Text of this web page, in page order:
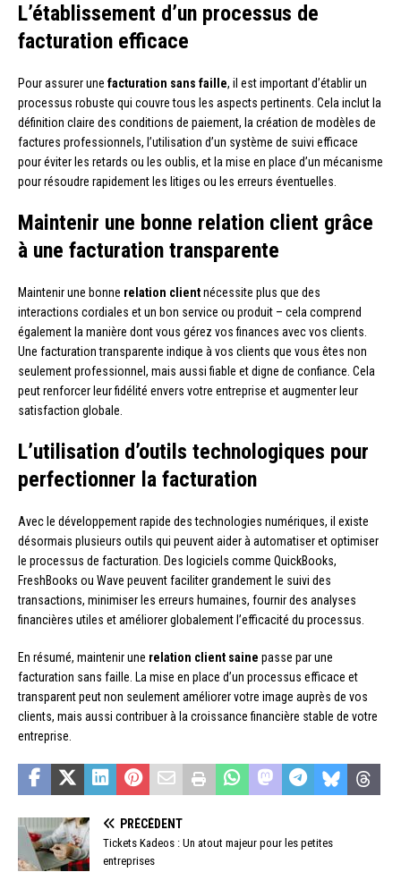
L’établissement d’un processus de
facturation efficace
Pour assurer une facturation sans faille, il est important d’établir un
processus robuste qui couvre tous les aspects pertinents. Cela inclut la
définition claire des conditions de paiement, la création de modèles de
factures professionnels, l’utilisation d’un système de suivi efficace
pour éviter les retards ou les oublis, et la mise en place d’un mécanisme
pour résoudre rapidement les litiges ou les erreurs éventuelles.
Maintenir une bonne relation client grâce
à une facturation transparente
Maintenir une bonne relation clientnécessite plus que des
interactions cordiales et un bon service ou produit – cela comprend
également la manière dont vous gérez vos finances avec vos clients.
Une facturation transparente indique à vos clients que vous êtes non
seulement professionnel, mais aussi fiable et digne de confiance. Cela
peut renforcer leur fidélité envers votre entreprise et augmenter leur
satisfaction globale.
L’utilisation d’outils technologiques pour
perfectionner la facturation
Avec le développement rapide des technologies numériques, il existe
désormais plusieurs outils qui peuvent aider à automatiser et optimiser
le processus de facturation. Des logiciels comme QuickBooks,
FreshBooks ou Wave peuvent faciliter grandement le suivi des
transactions, minimiser les erreurs humaines, fournir des analyses
financières utiles et améliorer globalement l’efficacité du processus.
En résumé, maintenir une relation client saine passe par une
facturation sans faille. La mise en place d’un processus efficace et
transparent peut non seulement améliorer votre image auprès de vos
clients, mais aussi contribuer à la croissance financière stable de votre
entreprise.
PRÉCÉDENT
Tickets Kadeos : Un atout majeur pour les petites
entreprises